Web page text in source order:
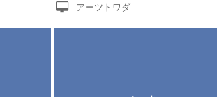
アーツトワダ